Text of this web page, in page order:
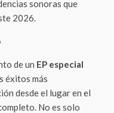
sonoras que
2026.
de un EP especial
éxitos más
desde el lugar en el
No es solo